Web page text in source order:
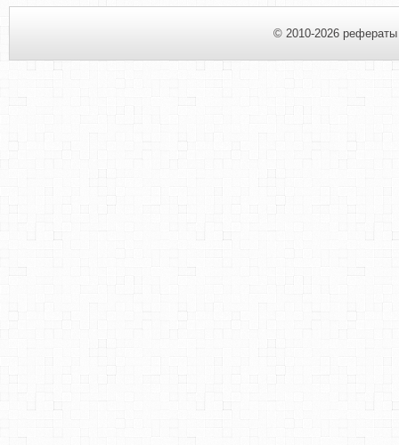
© 2010-2026 рефераты